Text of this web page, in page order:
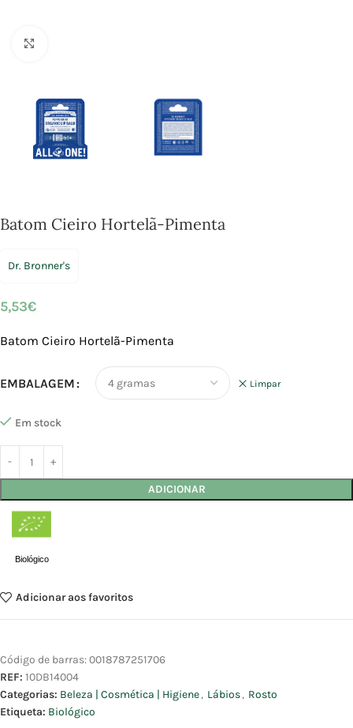
Batom Cieiro Hortelã-Pimenta
Dr. Bronner's
5,53€
Batom Cieiro Hortelã-Pimenta
EMBALAGEM Limpar
Em stock
ADICIONAR
Biológico
Adicionar aos favoritos
Código de barras:0018787251706
REF: 10DB14004
Categorias: Beleza | Cosmética | Higiene, Lábios, Rosto
Etiqueta: Biológico